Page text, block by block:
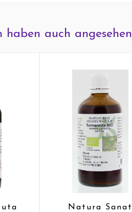
haben auch angesehen
Natura Sanat